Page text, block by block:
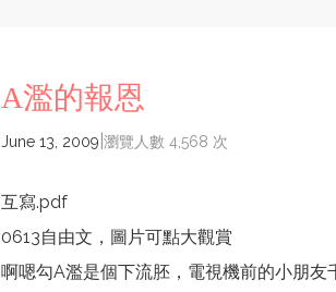
A濫的報恩
June 13, 2009 瀏覽人數 4,568 次
互寫.pdf
0613自由文，圖片可點大觀賞
啊嗯勾A濫是個下流胚，電視機前的小朋